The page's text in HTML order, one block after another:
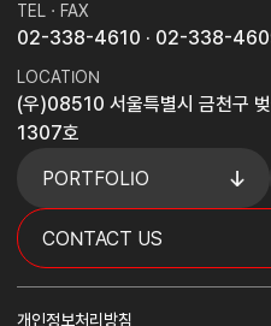
TEL · FAX
02-338-4610 · 02-338-
LOCATION
(우)08510 서울특별시 금천구
1307호
PORTFOLIO
CONTACT US
개인정보처리방침